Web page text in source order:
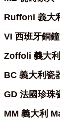
Ruffoni 義大
VI 西班牙銅鐘
Zoffoli 義大
BC 義大利瓷
GD 法國珍珠
MM 義大利